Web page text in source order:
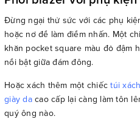
Đừng ngại thử sức với các phụ
hoặc nơ để làm điểm nhấn. Một
khăn pocket square màu đỏ đậm
nổi bật giữa đám đông.
Hoặc xách thêm một chiếctúi xách
giày dacao cấp lại càng làm tôn
quý ông nào.